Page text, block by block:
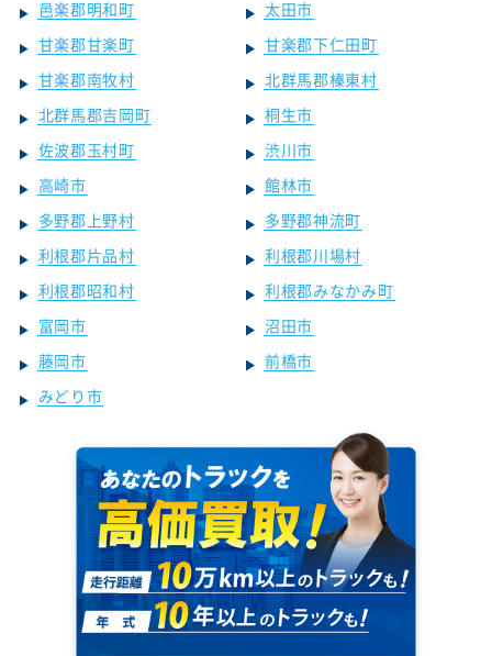
邑楽郡明和町
太田市
甘楽郡甘楽町
甘楽郡下仁田町
甘楽郡南牧村
北群馬郡榛東村
北群馬郡吉岡町
桐生市
佐波郡玉村町
渋川市
高崎市
館林市
多野郡上野村
多野郡神流町
利根郡片品村
利根郡川場村
利根郡昭和村
利根郡みなかみ町
富岡市
沼田市
藤岡市
前橋市
みどり市